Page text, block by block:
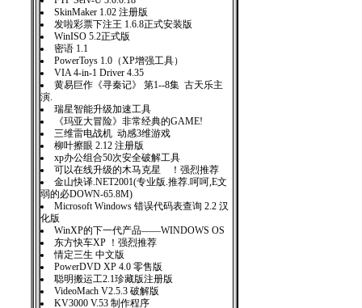
SkinMaker 1.02 注册版
发啦彩票下注王 1.6.8正式安装版
WinISO 5.2正式版
密语 1.1
PowerToys 1.0（XP增强工具）
VIA 4-in-1 Driver 4.35
黄易巨作《寻秦记》 第1--8集 古天乐主
演.
瑞星智能升级加速工具
《玛亚大冒险》非常经典的GAME!
三维雷电战机 动感3维游戏
柳叶擦眼 2.12 注册版
xp办公组合50次安全破解工具
可以在线升级的木马克星 ！强烈推荐
金山快译.NET2001(专业版.推荐.呵呵,E文
弱的必DOWN-65.8M)
Microsoft Windows 错误代码表查询 2.2 汉
化版
WinXP的下一代产品——WINDOWS OS
东方快车XP ！强烈推荐
情定三生 中文版
PowerDVD XP 4.0 零售版
聪明搬运工2.1珍藏版注册版
VideoMach V2.5.3 破解版
KV3000 V.53 制作程序